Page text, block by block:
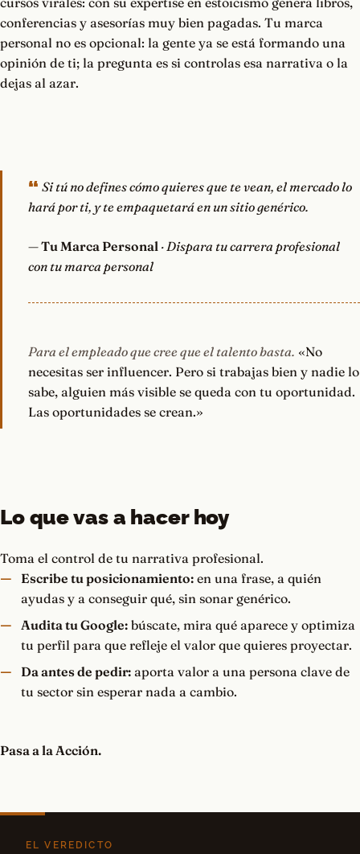
conferencias y asesorías muy bien pagadas. Tu marca
personal no es opcional: la gente ya se está formando una
opinión de ti; la pregunta es si controlas esa narrativa o la
dejas al azar.
Si tú no defines cómo quieres que te vean, el mercado lo
hará por ti, y te empaquetará en un sitio genérico.
—Tu Marca Personal · Dispara tu carrera profesional
con tu marca personal
Para el empleado que cree que el talento basta. «No
necesitas ser influencer. Pero si trabajas bien y nadie lo
sabe, alguien más visible se queda con tu oportunidad.
Las oportunidades se crean.»
Lo que vas a hacer hoy
Toma el control de tu narrativa profesional.
Escribe tu posicionamiento:en una frase, a quién
ayudas y a conseguir qué, sin sonar genérico.
Audita tu Google:búscate, mira qué aparece y optimiza
tu perfil para que refleje el valor que quieres proyectar.
Da antes de pedir:aporta valor a una persona clave de
tu sector sin esperar nada a cambio.
Pasa a la Acción.
EL VEREDICTO